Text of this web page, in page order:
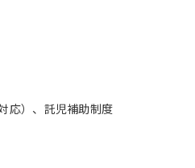
応）、託児補助制度